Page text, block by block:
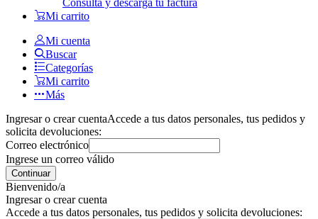
Consulta y descarga tu factura
Mi carrito
Mi cuenta
Buscar
Categorías
Mi carrito
Más
Ingresar o crear cuentaAccede a tus datos personales, tus pedidos y
solicita devoluciones:
Correo electrónico
Ingrese un correo válido
Continuar
Bienvenido/a
Ingresar o crear cuenta
Accede a tus datos personales, tus pedidos y solicita devoluciones: